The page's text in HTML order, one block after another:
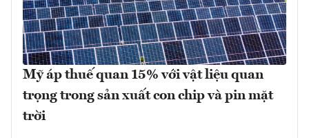
Mỹ áp thuế quan 15% với vật liệu quan
trọng trong sản xuất con chip và pin mặt
trời